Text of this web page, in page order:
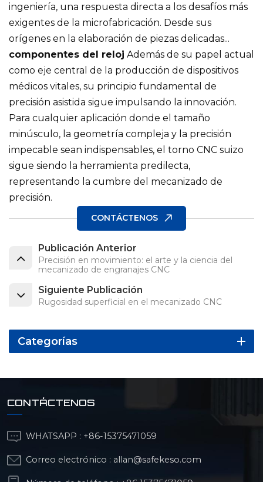
ingeniería, una respuesta directa a los desafíos más
exigentes de la microfabricación. Desde sus
orígenes en la elaboración de piezas delicadas...
componentes del reloj Además de su papel actual
como eje central de la producción de dispositivos
médicos vitales, su principio fundamental de
precisión asistida sigue impulsando la innovación.
Para cualquier aplicación donde el tamaño
minúsculo, la geometría compleja y la precisión
impecable sean indispensables, el torno CNC suizo
sigue siendo la herramienta predilecta,
representando la cumbre del mecanizado de
precisión.
CONTÁCTENOS
Publicación Anterior
Precisión en movimiento: el arte y la ciencia del
mecanizado de engranajes CNC
Siguiente Publicación
Rugosidad superficial en el mecanizado CNC
Categorías
CONTÁCTENOS
WHATSAPP : +86-15375471059
Correo electrónico : allan@safekeso.com